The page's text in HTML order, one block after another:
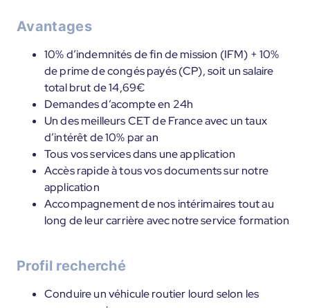
Avantages
10% d’indemnités de fin de mission (IFM) + 10%
de prime de congés payés (CP), soit un salaire
total brut de 14,69€
Demandes d’acompte en 24h
Un des meilleurs CET de France avec un taux
d’intérêt de 10% par an
Tous vos services dans une application
Accès rapide à tous vos documents sur notre
application
Accompagnement de nos intérimaires tout au
long de leur carrière avec notre service formation
Profil recherché
Conduire un véhicule routier lourd selon les